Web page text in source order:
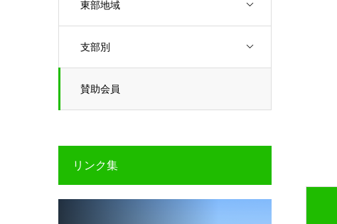
東部地域
支部別
賛助会員
リンク集